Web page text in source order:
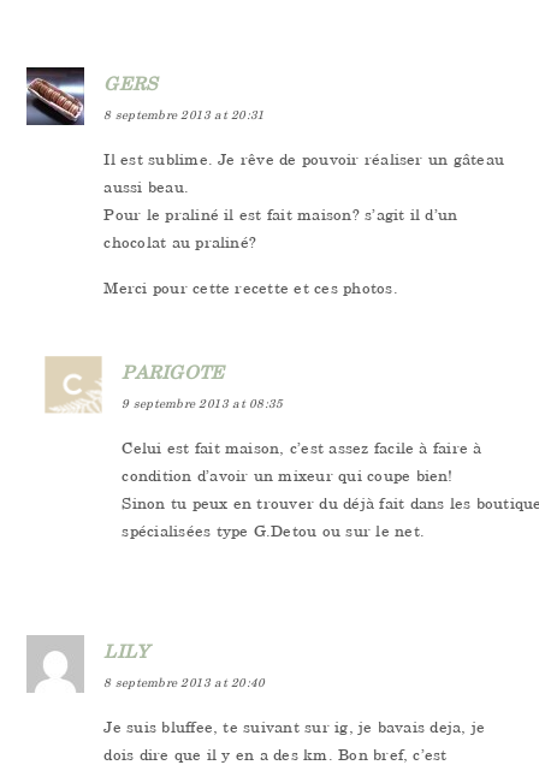
GERS
8 septembre 2013 at 20:31
Il est sublime. Je rêve de pouvoir réaliser un gâteau
aussi beau.
Pour le praliné il est fait maison? s’agit il d’un
chocolat au praliné?
Merci pour cette recette et ces photos.
PARIGOTE
9 septembre 2013 at 08:35
Celui est fait maison, c’est assez facile à faire à
condition d’avoir un mixeur qui coupe bien!
Sinon tu peux en trouver du déjà fait dans les
spécialisées type G.Detou ou sur le net.
LILY
8 septembre 2013 at 20:40
Je suis bluffee, te suivant sur ig, je bavais deja, je
dois dire que il y en a des km. Bon bref, c’est